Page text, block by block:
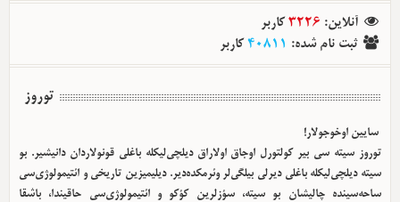
آنلاین:
3226 کاربر
ثبت نام شده:
40811 کاربر
توروز
سایین اوخوجولار!
توروز سیته سی بیر کولتورل اوجاق اولا‌راق دیلچی‌لیکله باغلی قونولاردان دانیشیر. بو
سیته دیلچی‌لیکله باغلی دیرلی بیلگی‌لر وئرمکده‌دیر. دیلیمیزین تاریخی و ائتیمولوژی‌سی
ساحه‌سینده چالیشان بو سیته، سؤزلرین کؤکو و ائتیمولوژی‌سی حاقیندا، باشقا